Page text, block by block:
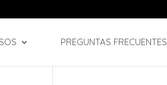
PREGUNTAS FRECUENTES